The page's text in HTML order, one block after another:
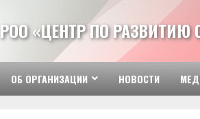
РОО «ЦЕНТР ПО РАЗВИТИЮ
ОБ ОРГАНИЗАЦИИ НОВОСТИ